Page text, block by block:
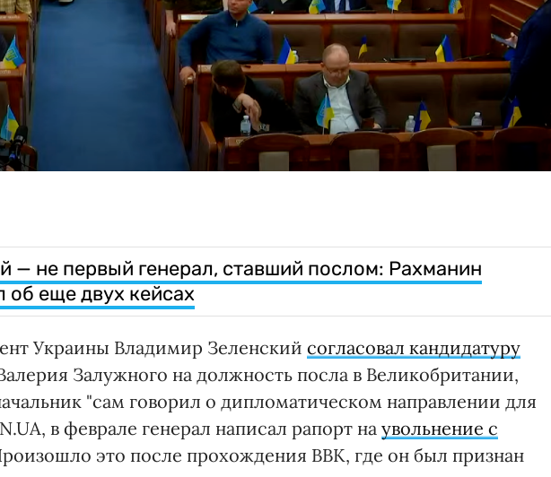
— не первый генерал, ставший послом: Рахманин
об еще двух кейсах
Украины Владимир Зеленский согласовал кандидатуру
Залужного на должность посла в Великобритании,
"сам говорил о дипломатическом направлении для
в феврале генерал написал рапорт на увольнение с
это после прохождения ВВК, где он был признан